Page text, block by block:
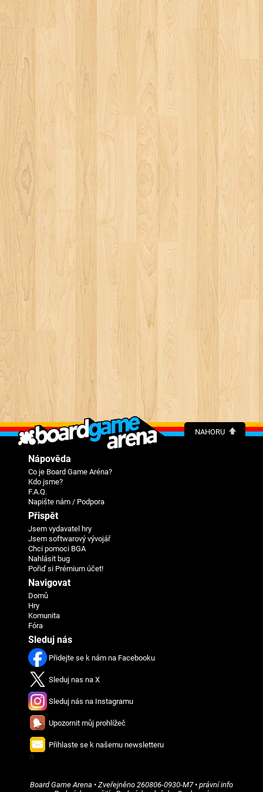
NAHORU
Nápověda
Co je Board Game Aréna?
Kdo jsme?
F.A.Q.
Napište nám / Podpora
Přispět
Jsem vydavatel hry
Jsem softwarový vývojář
Chci pomoci BGA
Nahlásit bug
Pořiď si Prémium účet!
Navigovat
Domů
Hry
Komunita
Fóra
Sleduj nás
Přidejte se k nám na Facebooku
Sleduj nas na X
Sleduj nás na Instagramu
Upozornit můj prohlížeč
Přihlaste se k našemu newsletteru
Board Game Arena • Zveřejněno 260806-0930-M7• právní info
π